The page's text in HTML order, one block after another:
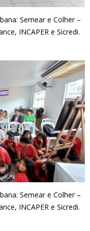
Semear e Colher –
INCAPER e Sicredi.
Semear e Colher –
INCAPER e Sicredi.